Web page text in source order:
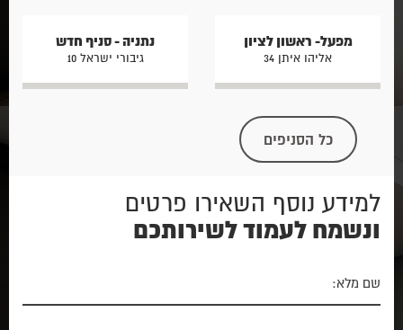
מפעל- ראשון לציון
אליהו איתן 34
נתניה - סניף חדש
גיבורי ישראל 10
כל הסניפים
למידע נוסף השאירו פרטים
ונשמח לעמוד לשירותכם